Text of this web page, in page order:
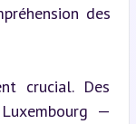
des
crucial. Des
—